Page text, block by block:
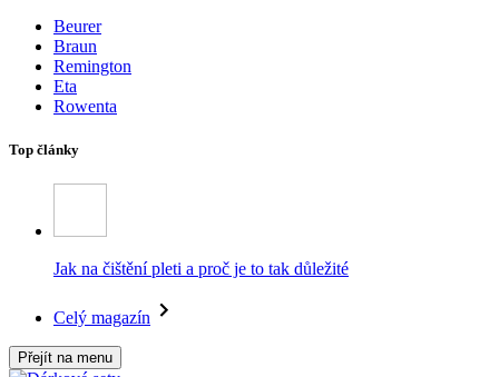
Beurer
Braun
Remington
Eta
Rowenta
Top články
Jak na čištění pleti a proč je to tak důležité
Celý magazín
Přejít na menu